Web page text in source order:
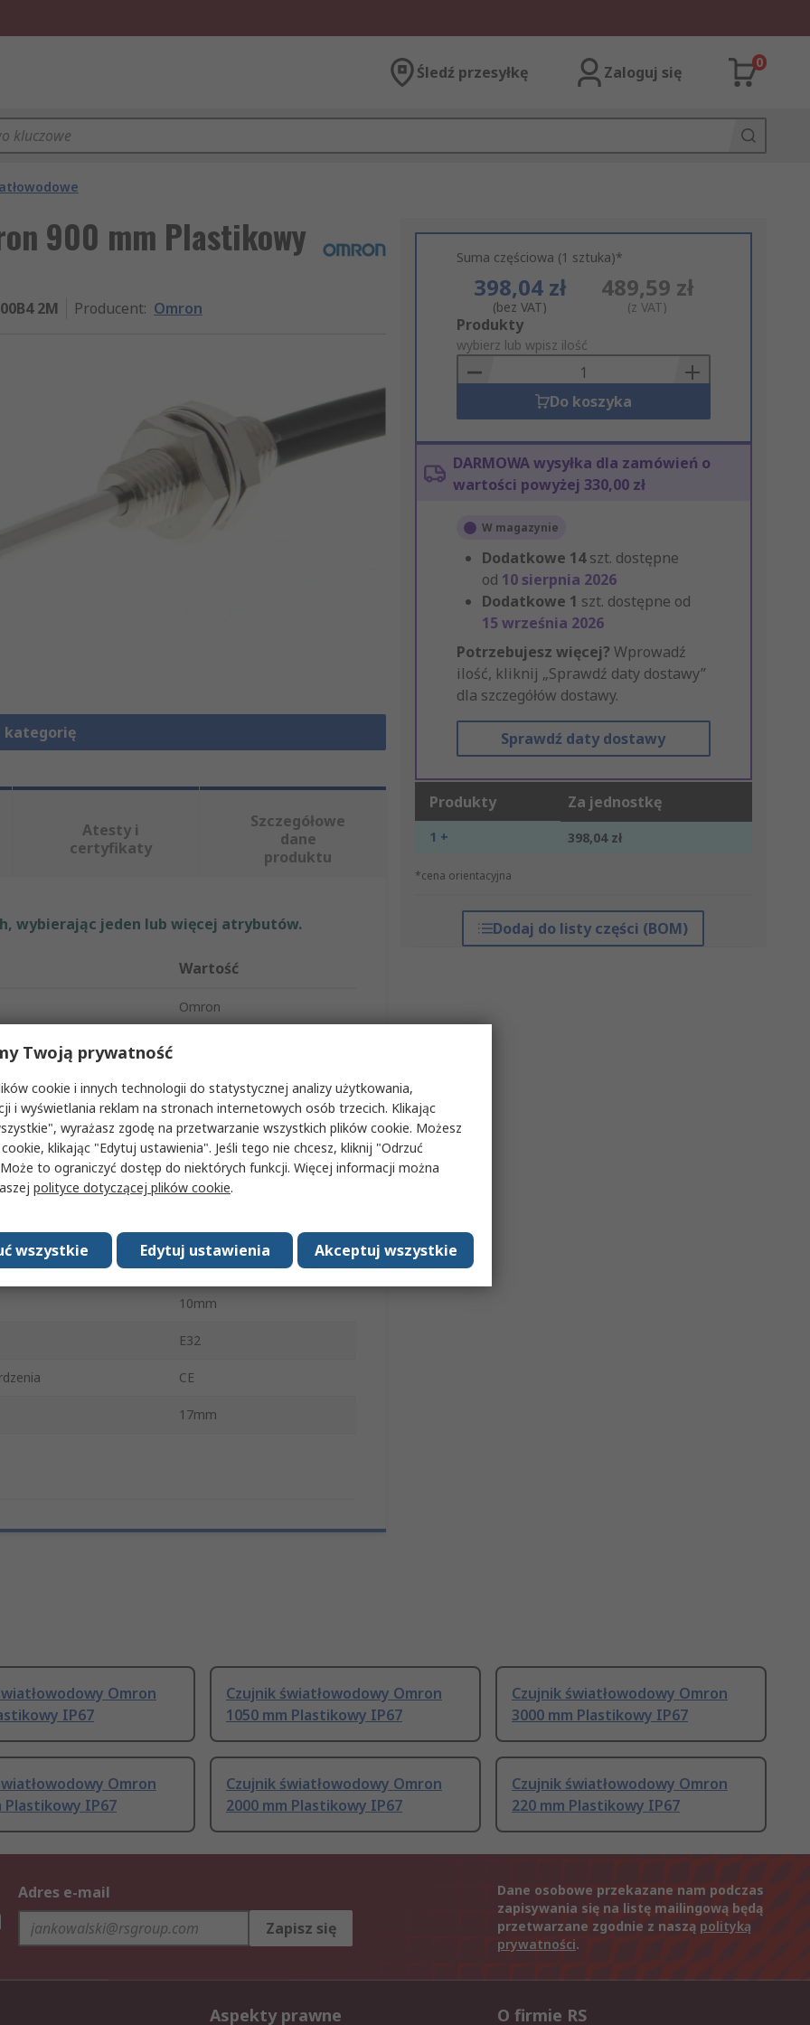
Śledź przesyłkę Zaloguj się
0
900 mm Plastikowy
2M Producent: Omron
kategorię
Suma częściowa (1 sztuka)*
398,04 zł
(bez VAT)
489,59 zł
(z VAT)
Add
to
Basket
Produkty
wybierz lub wpisz ilość
Do koszyka
DARMOWA wysyłka dla zamówień o
wartości powyżej 330,00 zł
W magazynie
Dodatkowe 14szt. dostępne
od 10 sierpnia 2026
Dodatkowe 1 szt. dostępne od
15 września 2026
Potrzebujesz więcej? Wprowadź
ilość, kliknij „Sprawdź daty dostawy”
dla szczegółów dostawy.
Sprawdź daty dostawy
Produkty Za jednostkę
1 + 398,04 zł
*cena orientacyjna
Dodaj do listy części (BOM)
Atesty i
certyfikaty
Szczegółowe
dane
produktu
wybierając jeden lub więcej atrybutów.
Wartość
Omron
900 mm
Plastikowy
IP67
Mosiądz niklowany
robocza -40°C
robocza 70°C
10mm
E32
CE
17mm
Omron
IP67
Czujnik światłowodowy Omron
1050 mm Plastikowy IP67
Czujnik światłowodowy Omron
3000 mm Plastikowy IP67
Omron
Plastikowy IP67
Czujnik światłowodowy Omron
2000 mm Plastikowy IP67
Czujnik światłowodowy Omron
220 mm Plastikowy IP67
Adres e-mail
Zapisz się
Dane osobowe przekazane nam podczas
zapisywania się na listę mailingową będą
przetwarzane zgodnie z naszą polityką
prywatności.
Aspekty prawne O firmie RS
Twoją prywatność
cookie i innych technologii do statystycznej analizy użytkowania,
i wyświetlania reklam na stronach internetowych osób trzecich. Klikając
wyrażasz zgodę na przetwarzanie wszystkich plików cookie. Możesz
klikając "Edytuj ustawienia". Jeśli tego nie chcesz, kliknij "Odrzuć
to ograniczyć dostęp do niektórych funkcji. Więcej informacji można
polityce dotyczącej plików cookie.
Akceptuj wszystkie
Edytuj ustawienia
wszystkie